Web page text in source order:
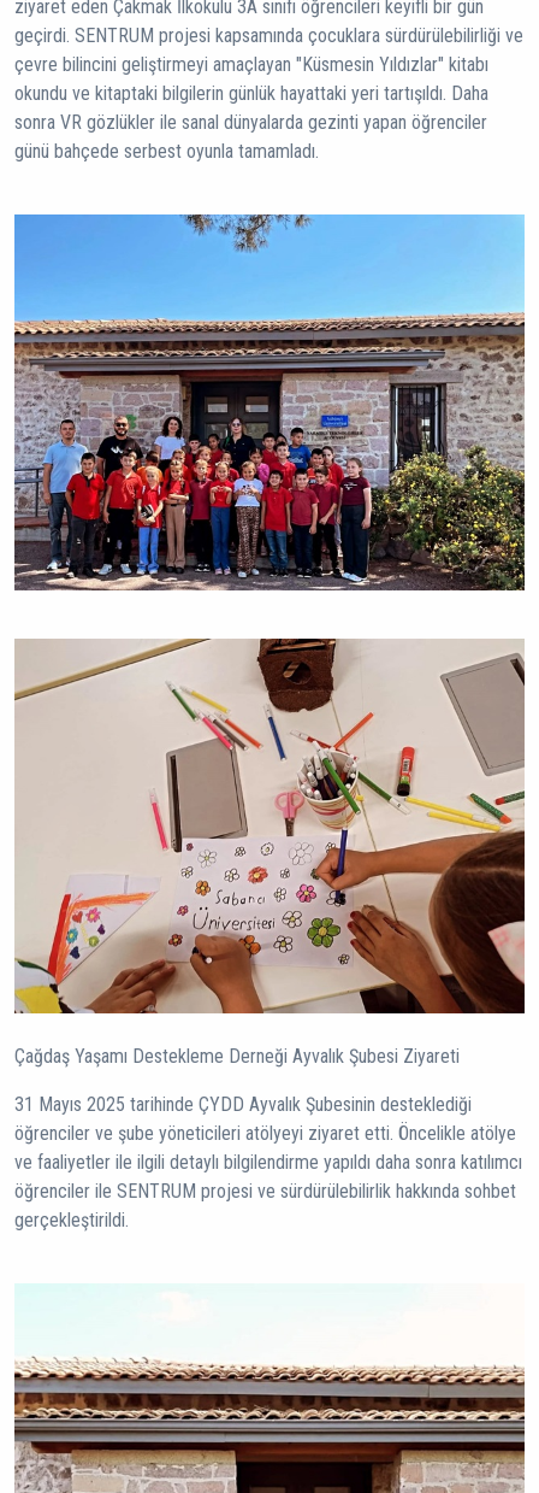
ziyaret eden Çakmak İlkokulu 3A sınıfı öğrencileri keyifli bir gün
geçirdi. SENTRUM projesi kapsamında çocuklara sürdürülebilirliği ve
çevre bilincini geliştirmeyi amaçlayan "Küsmesin Yıldızlar" kitabı
okundu ve kitaptaki bilgilerin günlük hayattaki yeri tartışıldı. Daha
sonra VR gözlükler ile sanal dünyalarda gezinti yapan öğrenciler
günü bahçede serbest oyunla tamamladı.
Çağdaş Yaşamı Destekleme Derneği Ayvalık Şubesi Ziyareti
31 Mayıs 2025 tarihinde ÇYDD Ayvalık Şubesinin desteklediği
öğrenciler ve şube yöneticileri atölyeyi ziyaret etti. Öncelikle atölye
ve faaliyetler ile ilgili detaylı bilgilendirme yapıldı daha sonra katılımcı
öğrenciler ile SENTRUM projesi ve sürdürülebilirlik hakkında sohbet
gerçekleştirildi.